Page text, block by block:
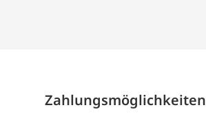
Zahlungs­möglich­keiten